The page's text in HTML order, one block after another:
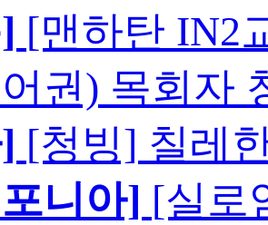
[맨하탄 IN2
권) 목회자
[청빙] 칠레
니아] [실로